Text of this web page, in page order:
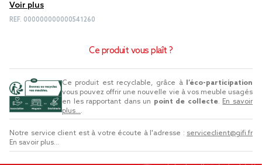
Voir plus
REF. 000000000000541260
Ce produit vous plaît ?
Ce produit est recyclable, grâce à
l’éco-participation
vous pouvez offrir une nouvelle vie à vos meuble usagés
en les rapportant dans un point de collecte. En savoir
plus....
Notre service client est à votre écoute à l'adresse : serviceclient@gifi.fr
En savoir plus...